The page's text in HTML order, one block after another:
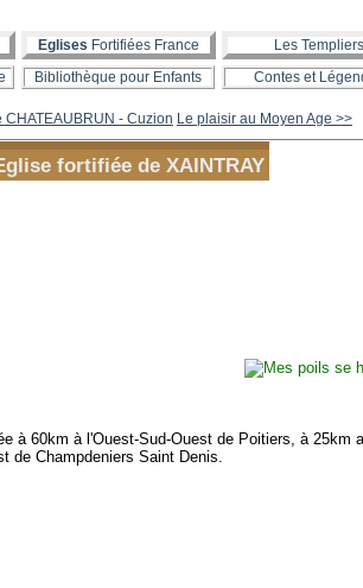
Eglises Fortifiées France Les Templiers
Bibliothèque pour Enfants Contes et
CHATEAUBRUN - Cuzion Le plaisir au Moyen Age >>
fortifiée de XAINTRAY
à 60km à l'Ouest-Sud-Ouest de Poitiers, à 25km
de Champdeniers Saint Denis.